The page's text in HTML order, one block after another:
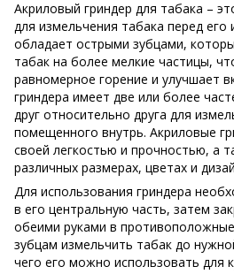
Акриловый гриндер для табака –
для измельчения табака перед
обладает острыми зубцами,
табак на более мелкие частицы,
равномерное горение и улучшает
гриндера имеет две или более
друг относительно друга для
помещенного внутрь. Акриловые
своей легкостью и прочностью, а
различных размерах, цветах и
Для использования гриндера
в его центральную часть, затем
обеими руками в
зубцам измельчить табак до
чего его можно использовать для